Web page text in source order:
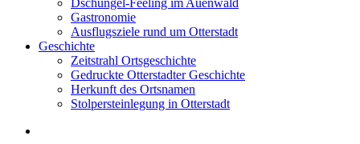
Dschungel-Feeling im Auenwald
Gastronomie
Ausflugsziele rund um Otterstadt
Geschichte
Zeitstrahl Ortsgeschichte
Gedruckte Otterstadter Geschichte
Herkunft des Ortsnamen
Stolpersteinlegung in Otterstadt